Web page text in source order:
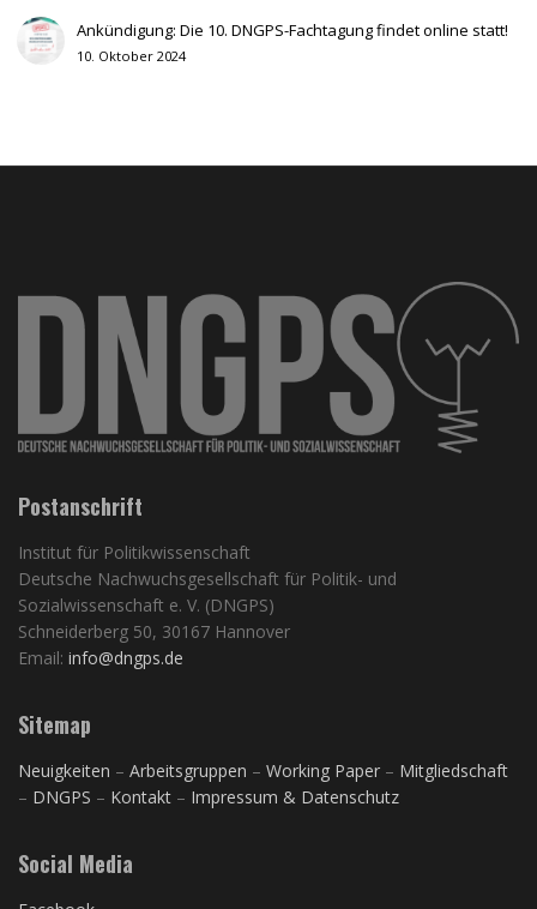
Ankündigung: Die 10. DNGPS-Fachtagung findet online statt!
10. Oktober 2024
Postanschrift
Institut für Politikwissenschaft
Deutsche Nachwuchsgesellschaft für Politik- und
Sozialwissenschaft e. V. (DNGPS)
Schneiderberg 50, 30167 Hannover
Email: info@dngps.de
Sitemap
Neuigkeiten – Arbeitsgruppen – Working Paper – Mitgliedschaft
– DNGPS – Kontakt – Impressum & Datenschutz
Social Media